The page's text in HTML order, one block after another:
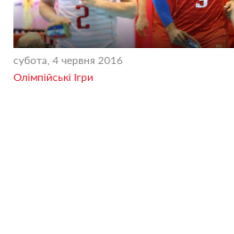
субота, 4 червня 2016
Олімпійські Ігри